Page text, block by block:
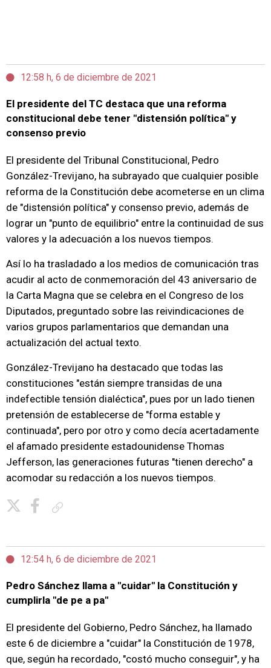
12:58 h, 6 de diciembre de 2021
El presidente del TC destaca que una reforma
constitucional debe tener "distensión política" y
consenso previo
El presidente del Tribunal Constitucional, Pedro
González-Trevijano, ha subrayado que cualquier posible
reforma de la Constitución debe acometerse en un clima
de "distensión política" y consenso previo, además de
lograr un "punto de equilibrio" entre la continuidad de sus
valores y la adecuación a los nuevos tiempos.
Así lo ha trasladado a los medios de comunicación tras
acudir al acto de conmemoración del 43 aniversario de
la Carta Magna que se celebra en el Congreso de los
Diputados, preguntado sobre las reivindicaciones de
varios grupos parlamentarios que demandan una
actualización del actual texto.
González-Trevijano ha destacado que todas las
constituciones "están siempre transidas de una
indefectible tensión dialéctica", pues por un lado tienen
pretensión de establecerse de "forma estable y
continuada", pero por otro y como decía acertadamente
el afamado presidente estadounidense Thomas
Jefferson, las generaciones futuras "tienen derecho" a
acomodar su redacción a los nuevos tiempos.
12:54 h, 6 de diciembre de 2021
Pedro Sánchez llama a "cuidar" la Constitución y
cumplirla "de pe a pa"
El presidente del Gobierno, Pedro Sánchez, ha llamado
este 6 de diciembre a "cuidar" la Constitución de 1978,
que, según ha recordado, "costó mucho conseguir", y ha